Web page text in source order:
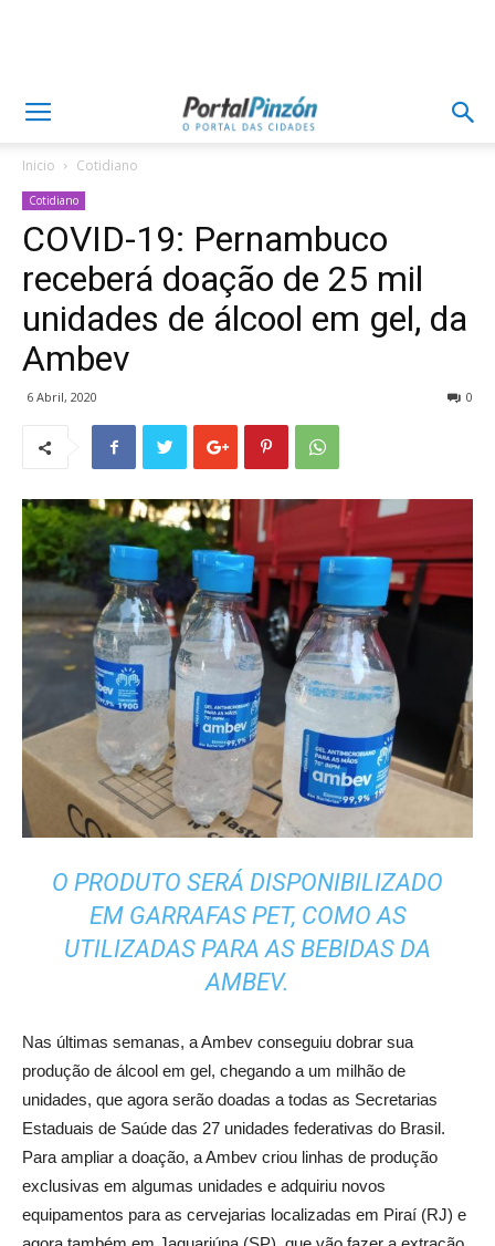
Inicio Cotidiano
Cotidiano
COVID-19: Pernambuco
receberá doação de 25 mil
unidades de álcool em gel, da
Ambev
6 Abril, 2020 0
O PRODUTO SERÁ DISPONIBILIZADO
EM GARRAFAS PET, COMO AS
UTILIZADAS PARA AS BEBIDAS DA
AMBEV.
Nas últimas semanas, a Ambev conseguiu dobrar sua
produção de álcool em gel, chegando a um milhão de
unidades, que agora serão doadas a todas as Secretarias
Estaduais de Saúde das 27 unidades federativas do Brasil.
Para ampliar a doação, a Ambev criou linhas de produção
exclusivas em algumas unidades e adquiriu novos
equipamentos para as cervejarias localizadas em Piraí (RJ) e